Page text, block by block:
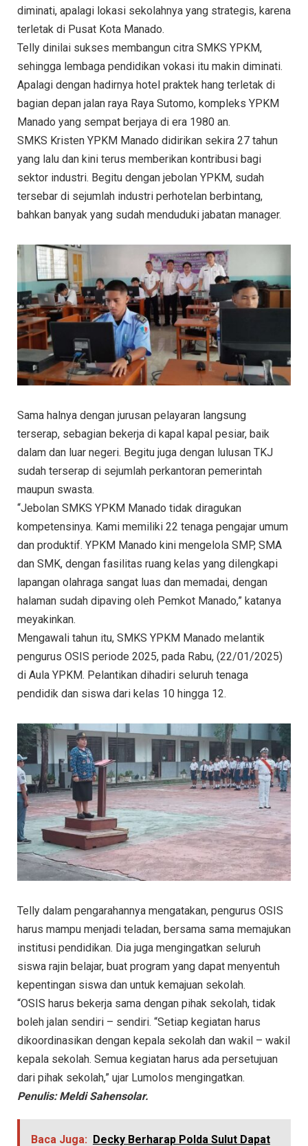
diminati, apalagi lokasi sekolahnya yang strategis, karena
terletak di Pusat Kota Manado.
Telly dinilai sukses membangun citra SMKS YPKM,
sehingga lembaga pendidikan vokasi itu makin diminati.
Apalagi dengan hadirnya hotel praktek hang terletak di
bagian depan jalan raya Raya Sutomo, kompleks YPKM
Manado yang sempat berjaya di era 1980 an.
SMKS Kristen YPKM Manado didirikan sekira 27 tahun
yang lalu dan kini terus memberikan kontribusi bagi
sektor industri. Begitu dengan jebolan YPKM, sudah
tersebar di sejumlah industri perhotelan berbintang,
bahkan banyak yang sudah menduduki jabatan manager.
Sama halnya dengan jurusan pelayaran langsung
terserap, sebagian bekerja di kapal kapal pesiar, baik
dalam dan luar negeri. Begitu juga dengan lulusan TKJ
sudah terserap di sejumlah perkantoran pemerintah
maupun swasta.
“Jebolan SMKS YPKM Manado tidak diragukan
kompetensinya. Kami memiliki 22 tenaga pengajar umum
dan produktif. YPKM Manado kini mengelola SMP, SMA
dan SMK, dengan fasilitas ruang kelas yang dilengkapi
lapangan olahraga sangat luas dan memadai, dengan
halaman sudah dipaving oleh Pemkot Manado,” katanya
meyakinkan.
Mengawali tahun itu, SMKS YPKM Manado melantik
pengurus OSIS periode 2025, pada Rabu, (22/01/2025)
di Aula YPKM. Pelantikan dihadiri seluruh tenaga
pendidik dan siswa dari kelas 10 hingga 12.
Telly dalam pengarahannya mengatakan, pengurus OSIS
harus mampu menjadi teladan, bersama sama memajukan
institusi pendidikan. Dia juga mengingatkan seluruh
siswa rajin belajar, buat program yang dapat menyentuh
kepentingan siswa dan untuk kemajuan sekolah.
“OSIS harus bekerja sama dengan pihak sekolah, tidak
boleh jalan sendiri – sendiri. “Setiap kegiatan harus
dikoordinasikan dengan kepala sekolah dan wakil – wakil
kepala sekolah. Semua kegiatan harus ada persetujuan
dari pihak sekolah,” ujar Lumolos mengingatkan.
Penulis: Meldi Sahensolar.
Baca Juga: Decky Berharap Polda Sulut Dapat